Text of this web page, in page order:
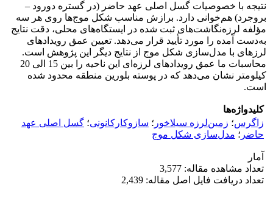
نتیجه با خصوصیات گسل اصلی عهد حاضر (در گستره دورود –
بروجرد) هم‌خوانی دارد. برازش مناسب شکل موج‌ها روی هر سه
مؤلفه لرزه‌نگاشت‌های ثبت شده در ایستگاه‌های محلی، دقت نتایج
به‌دست آمده را مورد تأیید قرار می‌دهد. تعیین عمق رویدادهای
لرزهای با مدل‌سازی شکل موج از نتایج دیگر این پژوهش است.
محاسبات ما عمق رویدادهای لرزه‌ای این ناحیه را بین 15 الی 20
کیلومتر نشان می‌دهد که در پوسته بلورین منطقه محدود شده
است.
کلیدواژه‌ها
زاگرس؛ زمین‌لرزه سیلاخور ؛ سازوکارکانونی؛ گسل اصلی عهد
حاضر ؛ مدل‌سازی شکل موج
آمار
تعداد مشاهده مقاله: 3,577
تعداد دریافت فایل اصل مقاله: 2,439